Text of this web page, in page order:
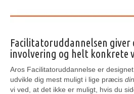
Facilitatoruddannelsen giver
involvering og helt konkrete
Aros Facilitatoruddannelse er
udvikle dig mest muligt i lige præcis din
vi ved, at det ikke er muligt, hvis du